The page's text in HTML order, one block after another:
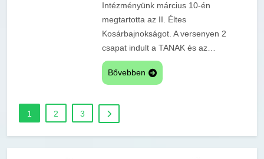
Intézményünk március 10-én
megtartotta az II. Éltes
Kosárbajnokságot. A versenyen 2
csapat indult a TANAK és az…
Bővebben
1 2 3